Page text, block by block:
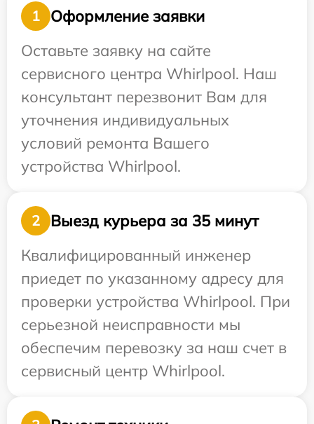
1
Оформление заявки
Оставьте заявку на сайте
сервисного центра Whirlpool. Наш
консультант перезвонит Вам для
уточнения индивидуальных
условий ремонта Вашего
устройства Whirlpool.
2
Выезд курьера за 35 минут
Квалифицированный инженер
приедет по указанному адресу для
проверки устройства Whirlpool. При
серьезной неисправности мы
обеспечим перевозку за наш счет в
сервисный центр Whirlpool.